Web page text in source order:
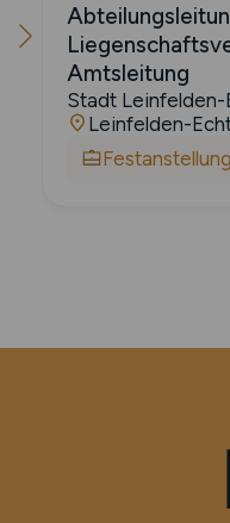
Amtsleitung
Stadt Leinfelden-
Leinfelden-